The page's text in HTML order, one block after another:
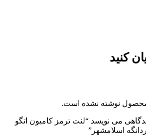
کنید
محصول نوشته نشده است.
می نویسد “لنت ترمز کامیون اتگو
اسلامشهر”